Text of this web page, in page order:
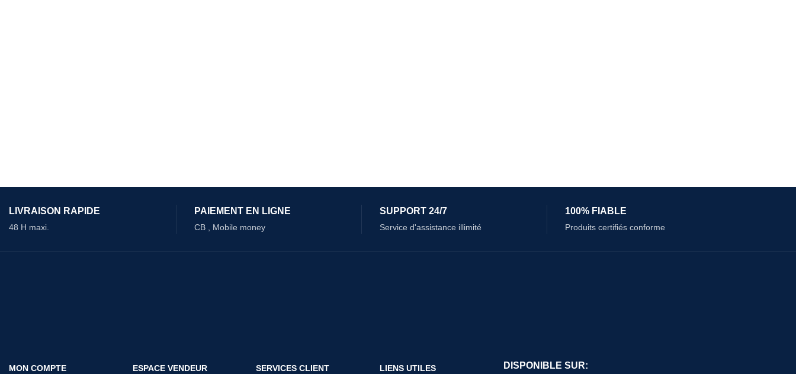
LIVRAISON RAPIDE
48 H maxi.
PAIEMENT EN LIGNE
CB , Mobile money
SUPPORT 24/7
Service d'assistance illimité
100% FIABLE
Produits certifiés conforme
MON COMPTE ESPACE VENDEUR SERVICES CLIENT LIENS UTILES DISPONIBLE SUR: